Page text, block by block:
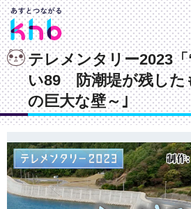
テレメンタリー2023
い89 防潮堤が残し
の巨大な壁～｣